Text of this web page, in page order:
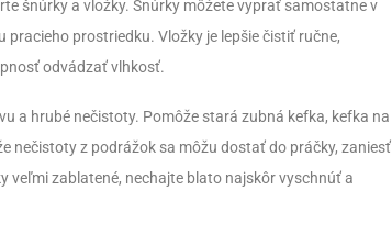
šnúrky a vložky. Šnúrky môžete vyprať samostatne v
prostriedku. Vložky je lepšie čistiť ručne,
odvádzať vlhkosť.
a hrubé nečistoty. Pomôže stará zubná kefka, kefka na
nečistoty z podrážok sa môžu dostať do práčky, zaniesť
veľmi zablatené, nechajte blato najskôr vyschnúť a